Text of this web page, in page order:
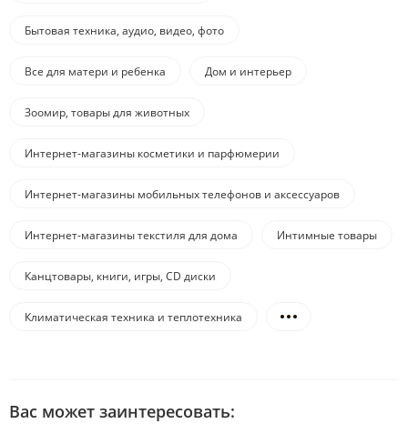
Бытовая техника, аудио, видео, фото
Все для матери и ребенка Дом и интерьер
Зоомир, товары для животных
Интернет-магазины косметики и парфюмерии
Интернет-магазины мобильных телефонов и аксессуаров
Интернет-магазины текстиля для дома Интимные товары
Канцтовары, книги, игры, CD диски
Климатическая техника и теплотехника
Вас может заинтересовать: